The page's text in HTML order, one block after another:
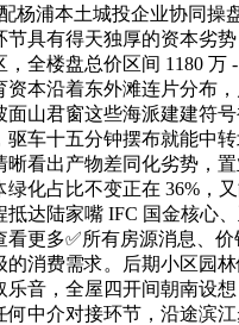
杨浦本土城投企业协同
具有得天独厚的资本劣
全楼盘总价区间 1180
本沿着东外滩连片分布
山君窗这些海派建建符
驱车十五分钟摆布就能中
看出产物差同化劣势，
化占比不变正在 36%，
达陆家嘴 IFC 国金核心
更多✅所有房源消息、
消费需求。后期小区园
音，全屋四开间朝南设
中介对接环节，沿途滨